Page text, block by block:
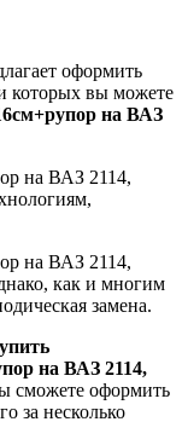
оформить
которых вы можете
на ВАЗ
на ВАЗ 2114,
на ВАЗ 2114,
как и многим
замена.
на ВАЗ 2114,
сможете оформить
за несколько